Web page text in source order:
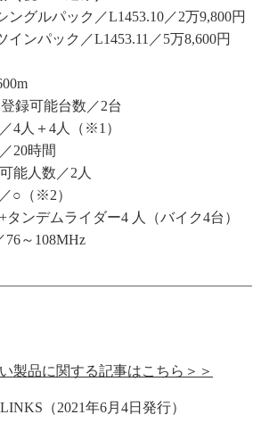
ングルパック／L1453.10／2万9,800円
インパック／L1453.11／5万8,600円
登録可能台数／2台
4人＋4人（※1）
20時間
能人数／2人
○（※2）
タンデムライダー4 人（バイク4台）
76～108MHz
製品に関する記事はこちら＞＞
（2021年6月4日発行）